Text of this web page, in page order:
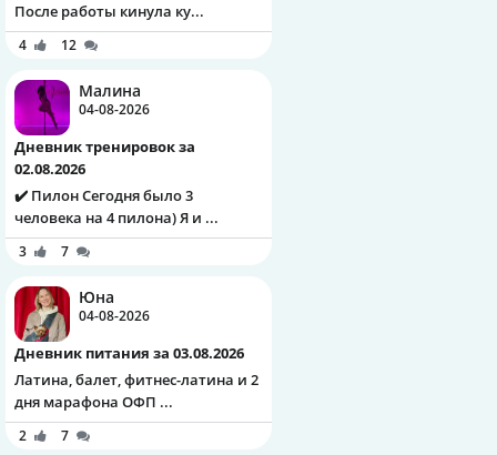
После работы кинула ку...
4 12
Малина
04-08-2026
Дневник тренировок за
02.08.2026
✔️ Пилон Сегодня было 3
человека на 4 пилона) Я и ...
3 7
Юна
04-08-2026
Дневник питания за 03.08.2026
Латина, балет, фитнес-латина и 2
дня марафона ОФП ...
2 7